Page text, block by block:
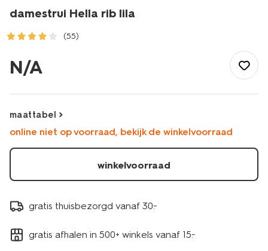
damestrui Hella rib lila
(55)
hella-
rib-
36204450LILAC.html
N/A
maattabel
online niet op voorraad, bekijk de winkelvoorraad
winkelvoorraad
gratis thuisbezorgd vanaf 30.-
gratis afhalen in 500+ winkels vanaf 15.-